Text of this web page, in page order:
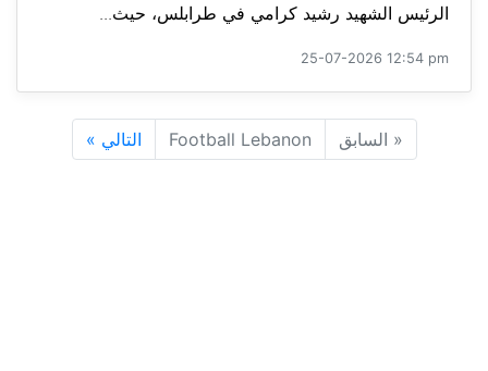
الرئيس الشهيد رشيد كرامي في طرابلس، حيث...
25-07-2026 12:54 pm
« السابق Football Lebanon التالي »